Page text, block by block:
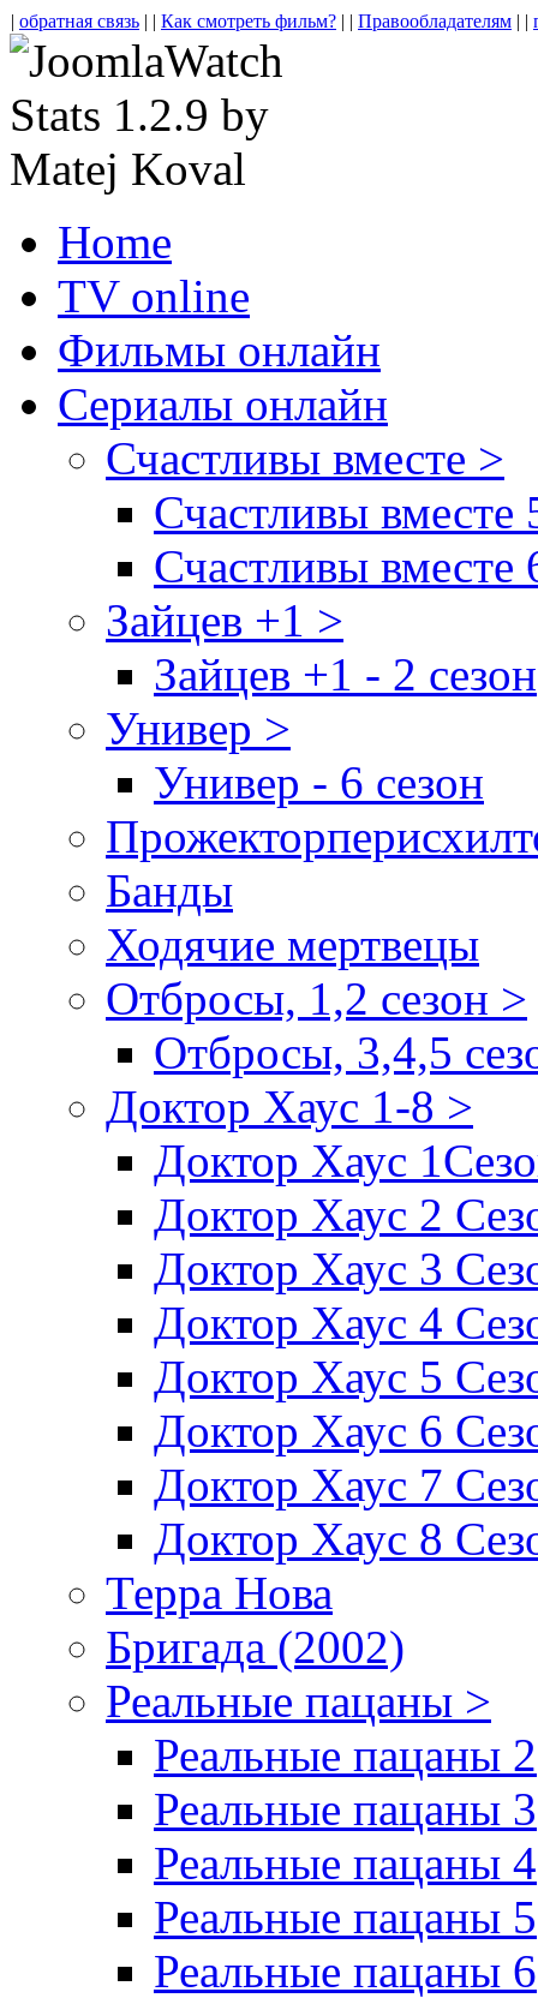
| обратная связь | | Как смотреть фильм? | | Правообладателям | |
Home
TV online
Фильмы онлайн
Сериалы онлайн
Счастливы вместе >
Счастливы вместе
Счастливы вместе
Зайцев +1 >
Зайцев +1 - 2 сезон
Универ >
Универ - 6 сезон
Банды
Ходячие мертвецы
Отбросы, 1,2 сезон >
Отбросы, 3,4,5
Доктор Хаус 1-8 >
Доктор Хаус
Доктор Хаус 2
Доктор Хаус 3
Доктор Хаус 4
Доктор Хаус 5
Доктор Хаус 6
Доктор Хаус 7
Доктор Хаус 8
Терра Нова
Бригада (2002)
Реальные пацаны >
Реальные пацаны 2
Реальные пацаны 3
Реальные пацаны 4
Реальные пацаны 5
Реальные пацаны 6